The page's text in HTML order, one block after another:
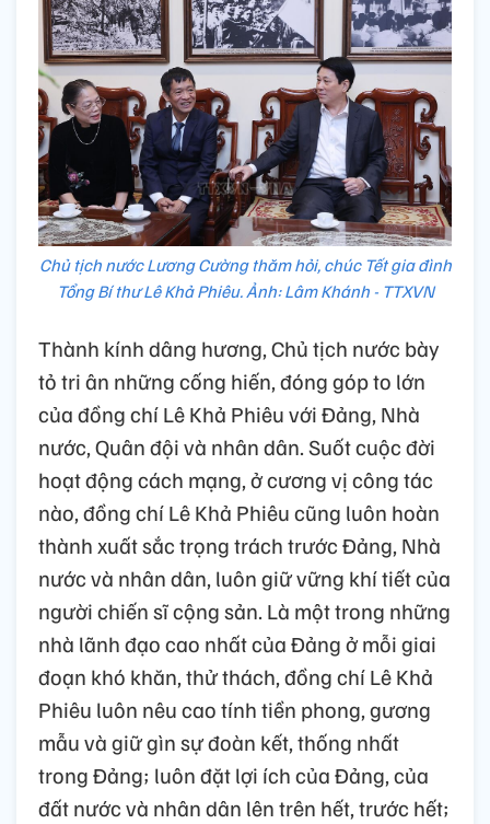
Chủ tịch nước Lương Cường thăm hỏi, chúc Tết gia đình
Tổng Bí thư Lê Khả Phiêu. Ảnh: Lâm Khánh - TTXVN
Thành kính dâng hương, Chủ tịch nước bày
tỏ tri ân những cống hiến, đóng góp to lớn
của đồng chí Lê Khả Phiêu với Đảng, Nhà
nước, Quân đội và nhân dân. Suốt cuộc đời
hoạt động cách mạng, ở cương vị công tác
nào, đồng chí Lê Khả Phiêu cũng luôn hoàn
thành xuất sắc trọng trách trước Đảng, Nhà
nước và nhân dân, luôn giữ vững khí tiết của
người chiến sĩ cộng sản. Là một trong những
nhà lãnh đạo cao nhất của Đảng ở mỗi giai
đoạn khó khăn, thử thách, đồng chí Lê Khả
Phiêu luôn nêu cao tính tiền phong, gương
mẫu và giữ gìn sự đoàn kết, thống nhất
trong Đảng; luôn đặt lợi ích của Đảng, của
đất nước và nhân dân lên trên hết, trước hết;